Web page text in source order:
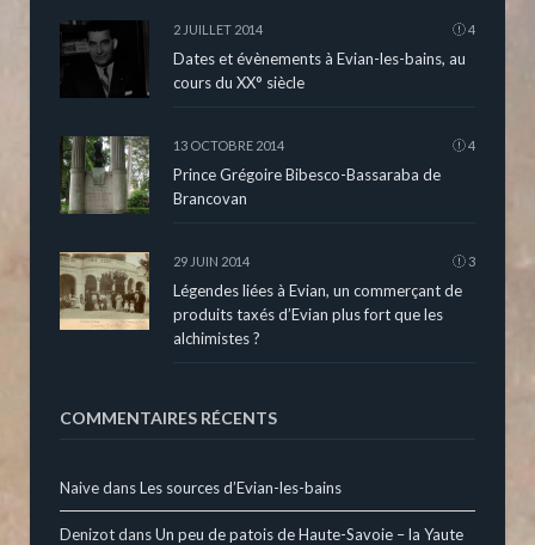
2 JUILLET 2014 4
Dates et évènements à Evian-les-bains, au
cours du XX° siècle
13 OCTOBRE 2014 4
Prince Grégoire Bibesco-Bassaraba de
Brancovan
29 JUIN 2014 3
Légendes liées à Evian, un commerçant de
produits taxés d’Evian plus fort que les
alchimistes ?
COMMENTAIRES RÉCENTS
NaivedansLes sources d’Evian-les-bains
DenizotdansUn peu de patois de Haute-Savoie – la Yaute